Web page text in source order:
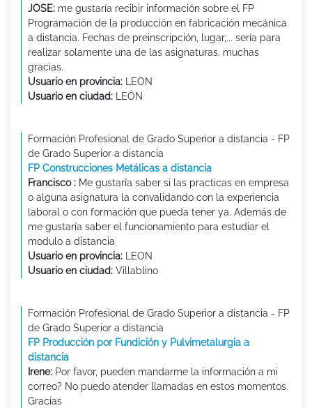
JOSE: me gustaría recibir información sobre el FP
Programación de la producción en fabricación mecánica
a distancia. Fechas de preinscripción, lugar,... sería para
realizar solamente una de las asignaturas. muchas
gracias.
Usuario en provincia: LEON
Usuario en ciudad: LEÓN
Formación Profesional de Grado Superior a distancia - FP
de Grado Superior a distancia
FP Construcciones Metálicas a distancia
Francisco : Me gustaría saber si las practicas en empresa
o alguna asignatura la convalidando con la experiencia
laboral o con formación que pueda tener ya. Además de
me gustaría saber el funcionamiento para estudiar el
modulo a distancia
Usuario en provincia: LEON
Usuario en ciudad: Villablino
Formación Profesional de Grado Superior a distancia - FP
de Grado Superior a distancia
FP Producción por Fundición y Pulvimetalurgia a
distancia
Irene: Por favor, pueden mandarme la información a mi
correo? No puedo atender llamadas en estos momentos.
Gracias